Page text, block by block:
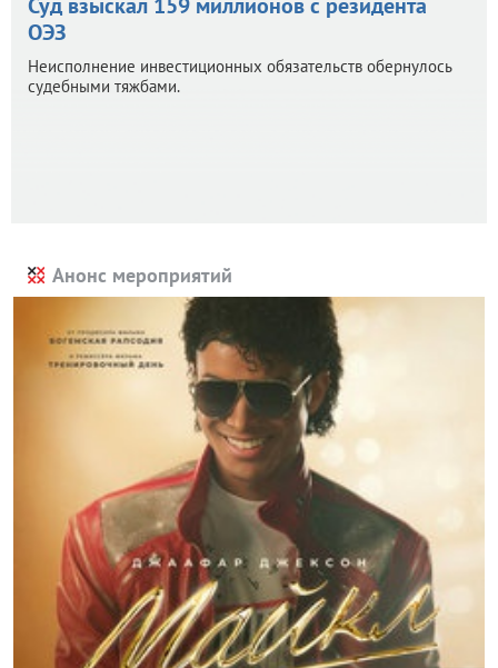
ОЭЗ
Неисполнение инвестиционных обязательств обернулось
судебными тяжбами.
Анонс мероприятий